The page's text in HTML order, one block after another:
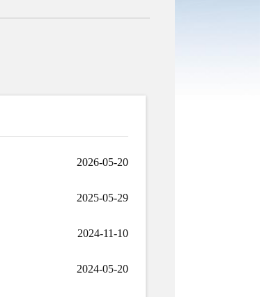
2026-05-20
2025-05-29
2024-11-10
2024-05-20